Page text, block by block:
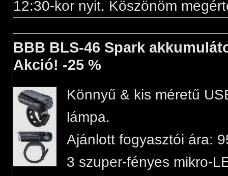
12:30-kor nyit. Köszönöm
BBB BLS-46 Spark
Akció! -25 %
Könnyű & kis méretű
lámpa.
Ajánlott fogyasztói ára:
3 szuper-fényes mikro-